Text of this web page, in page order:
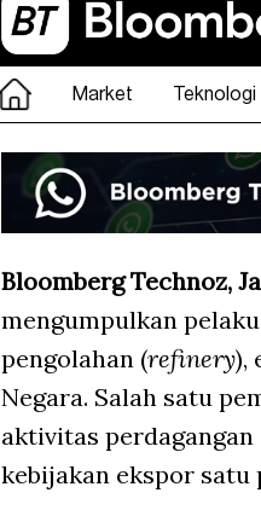
Market Teknologi
Bloomberg Technoz,
mengumpulkan
pengolahan (refinery),
Negara. Salah satu
aktivitas
kebijakan ekspor satu